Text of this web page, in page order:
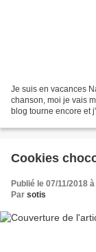
Je suis en vacances
chanson, moi je vais
blog tourne encore et
Cookies
Publié le 07/11/2018
Par sotis